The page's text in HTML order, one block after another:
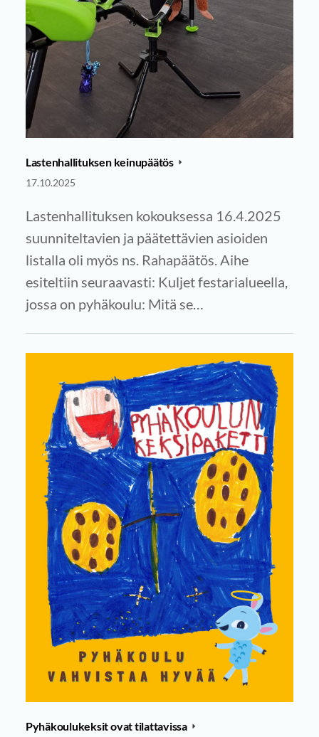
Lastenhallituksen keinupäätös
17.10.2025
Lastenhallituksen kokouksessa 16.4.2025
suunniteltavien ja päätettävien asioiden
listalla oli myös ns. Rahapäätös. Aihe
esiteltiin seuraavasti: Kuljet festarialueella,
jossa on pyhäkoulu: Mitä se…
Pyhäkoulukeksit ovat tilattavissa